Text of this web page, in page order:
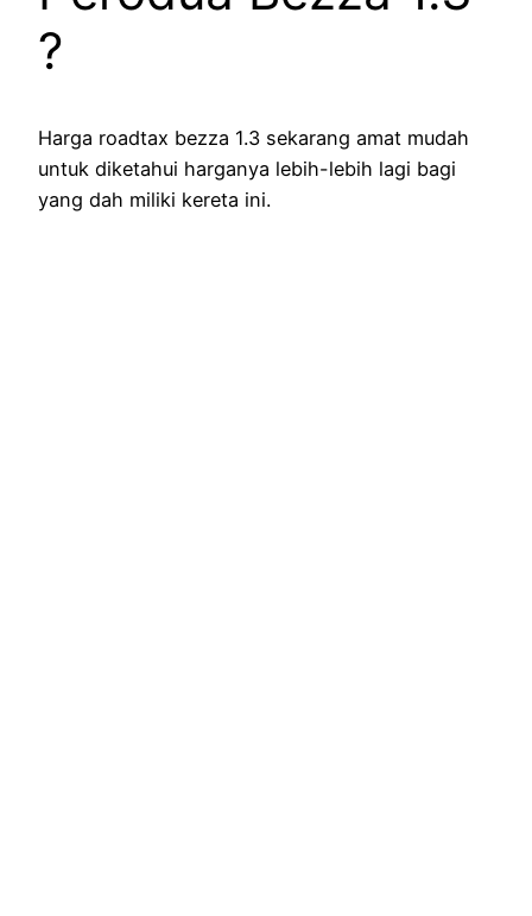
?
Harga roadtax bezza 1.3 sekarang amat mudah
untuk diketahui harganya lebih-lebih lagi bagi
yang dah miliki kereta ini.